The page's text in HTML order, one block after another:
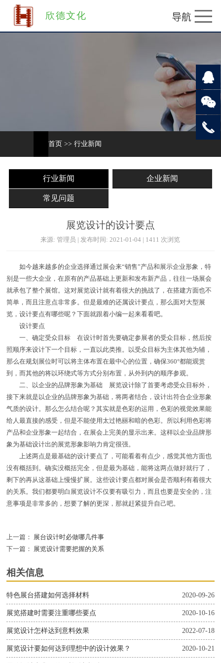
欣德文化
首页 >> 行业新闻
行业新闻 企业新闻
常见问题
展览设计的设计要点
来源: 管理员 | 发布时间: 2021-01-04 | 1411 次浏览
如今越来越多的企业选择通过展会来“销售”产品和展示企业形象，特
别是一些大企业，在原有的产品基础上更新和发布新产品，往往一场展会
就承包了整个展馆。这对展览设计就有着很大的挑战了，在搭建方面也不
简单，而且注意点非常多。但是最难的还属设计要点，那么面对大型展
览，设计要点有哪些呢？下面就跟着小编一起来看看吧。
设计要点
一、确定受众目标 在设计时首先要确定参展者的受众目标，然后按
照顺序来设计下一个目标，一直以此类推。以受众目标为主体其他为辅，
那么在规划展位时可以将主体布置在最中心的位置，确保360°都能观赏
到，而其他的将以环绕式等方式分别布置，从外到内的顺序参观。
二、以企业的品牌形象为基础 展览设计除了首要考虑受众目标外，
接下来就是以企业的品牌形象为基础，将两者结合，设计出符合企业形象
气质的设计。那么怎么结合呢？其实就是色彩的运用，色彩的视觉效果能
给人最直接的感受，但是不能使用太过艳丽和暗的色彩。所以利用色彩将
产品和企业形象一起结合，在展会上完美的显示出来。这样以企业品牌形
象为基础设计出的展览形象影响力肯定很强。
上述两点是最基础的设计要点了，可能看着有点少，感觉其他方面也
没有概括到。确实没概括完全，但是最为基础，能将这两点做好就行了，
剩下的再从这基础上慢慢扩展。这些设计要点都对展会是否顺利有着很大
的关系。我们都要明白展览设计不仅要有吸引力，而且也要是安全的，注
意事项是非常多的，想要了解的更深，那就赶紧提升自己吧。
上一篇：
展台设计时必做哪几件事
下一篇：
展览设计需要把握的关系
相关信息
2020-09-26
特色展台搭建如何选择材料
2020-10-16
展览搭建时需要注重哪些要点
2022-07-18
展览设计怎样达到意料效果
2020-10-21
展览设计要如何达到理想中的设计效果？